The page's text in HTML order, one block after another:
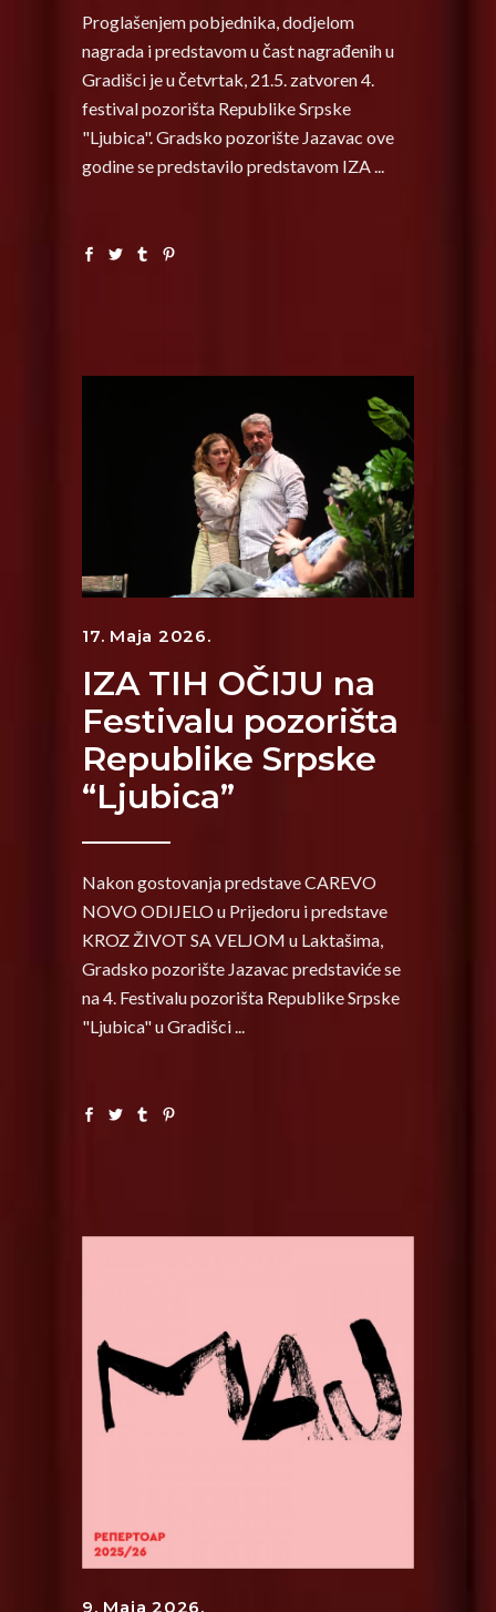
Proglašenjem pobjednika, dodjelom
nagrada i predstavom u čast nagrađenih u
Gradišci je u četvrtak, 21.5. zatvoren 4.
festival pozorišta Republike Srpske
"Ljubica". Gradsko pozorište Jazavac ove
godine se predstavilo predstavom IZA
17. Maja 2026.
IZA TIH OČIJU na
Festivalu pozorišta
Rеpublike Srpske
“Ljubica”
Nakon gostovanja predstave CAREVO
NOVO ODIJELO u Prijedoru i predstave
KROZ ŽIVOT SA VELJOM u Laktašima,
Gradsko pozorište Jazavac predstaviće se
na 4. Festivalu pozorišta Republike Srpske
"Ljubica" u Gradišci
9. Maja 2026.